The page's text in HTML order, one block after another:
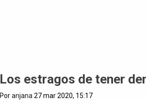
Los estragos de tener
Poranjana 27 mar 2020, 15:17